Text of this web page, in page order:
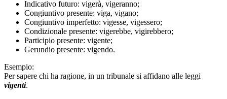
Indicativo futuro: vigerà, vigeranno;
Congiuntivo presente: viga, vigano;
Congiuntivo imperfetto: vigesse, vigessero;
Condizionale presente: vigerebbe, vigirebbero;
Participio presente: vigente;
Gerundio presente: vigendo.
Esempio:
Per sapere chi ha ragione, in un tribunale si affidano alle leggi
vigenti.